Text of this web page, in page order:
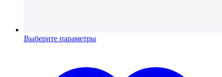
Выберите параметры